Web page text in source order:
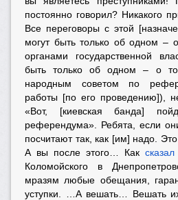
постоянно говорил? Никакого
Все переговоры с этой
могут быть только об одном –
органами государственной
быть только об одном – о
народным советом по
работы [по его проведению]),
«Вот, [киевская банда]
референдума». Ребята, если
посчитают так, как [им] надо.
А вы после этого… Как сказал
Коломойского в
мразям любые обещания,
уступки. …А вешать… Вешать